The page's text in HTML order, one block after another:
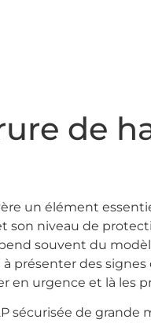
de
un élément
son niveau de
souvent du
des signes
en urgence et là les
sécurisée de grande